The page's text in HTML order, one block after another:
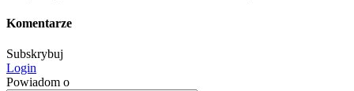
Komentarze
Subskrybuj
Login
Powiadom o